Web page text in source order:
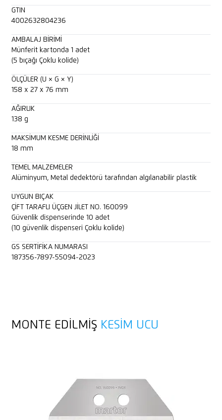
GTIN
4002632804236
AMBALAJ BIRIMI
Münferit kartonda 1 adet
(5 bıçağı Çoklu kolide)
ÖLÇÜLER (U × G × Y)
158 x 27 x 76 mm
AĞIRLIK
138 g
MAKSIMUM KESME DERINLIĞI
18 mm
TEMEL MALZEMELER
Alüminyum, Metal dedektörü tarafından algılanabilir plastik
UYGUN BIÇAK
ÇİFT TARAFLI ÜÇGEN JİLET NO. 160099
Güvenlik dispenserinde 10 adet
(10 güvenlik dispenseri Çoklu kolide)
GS SERTIFIKA NUMARASI
187356-7897-55094-2023
MONTE EDILMIŞ KESIM UCU